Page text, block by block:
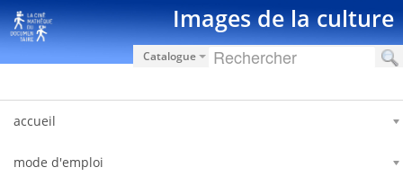
内容へスキップ Images de la culture
Catalogue
accueil
mode d'emploi